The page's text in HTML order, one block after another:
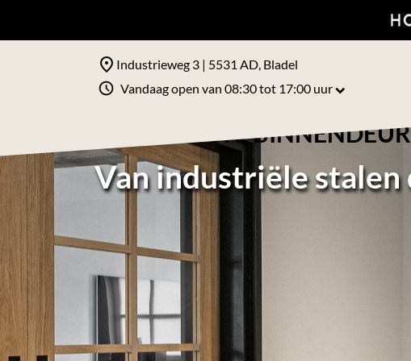
Industrieweg 3 | 5531 AD, Bladel
Vandaag open van 08:30 tot 17:00 uur
DE PERFECTE
Van industriële